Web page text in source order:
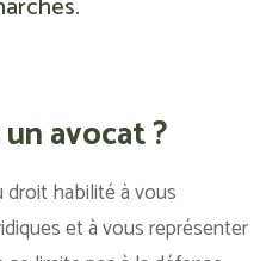
avocat ?
droit habilité à vous
et à vous représenter